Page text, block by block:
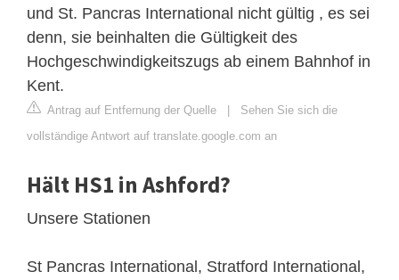
und St. Pancras International nicht gültig , es sei
denn, sie beinhalten die Gültigkeit des
Hochgeschwindigkeitszugs ab einem Bahnhof in
Kent.
Antrag auf Entfernung der Quelle | Sehen Sie sich die
vollständige Antwort auf translate.google.com an
Hält HS1 in Ashford?
Unsere Stationen
St Pancras International, Stratford International,